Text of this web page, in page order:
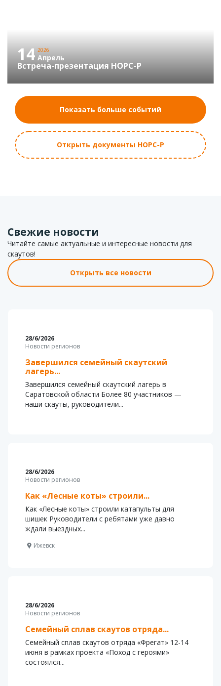
14 2026
Апрель
Встреча-презентация НОРС-Р
Показать больше событий
Открыть документы НОРС-Р
Свежие новости
Читайте самые актуальные и интересные новости для
скаутов!
Открыть все новости
28/6/2026
Новости регионов
Завершился семейный скаутский
лагерь...
Завершился семейный скаутский лагерь в
Саратовской области Более 80 участников —
наши скауты, руководители...
28/6/2026
Новости регионов
Как «Лесные коты» строили...
Как «Лесные коты» строили катапульты для
шишек Руководители с ребятами уже давно
ждали выездных...
Ижевск
28/6/2026
Новости регионов
Семейный сплав скаутов отряда...
Семейный сплав скаутов отряда «Фрегат» 12-14
июня в рамках проекта «Поход с героями»
состоялся...